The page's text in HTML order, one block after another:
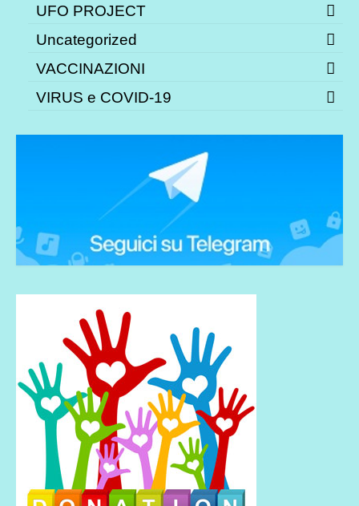
UFO PROJECT
Uncategorized
VACCINAZIONI
VIRUS e COVID-19